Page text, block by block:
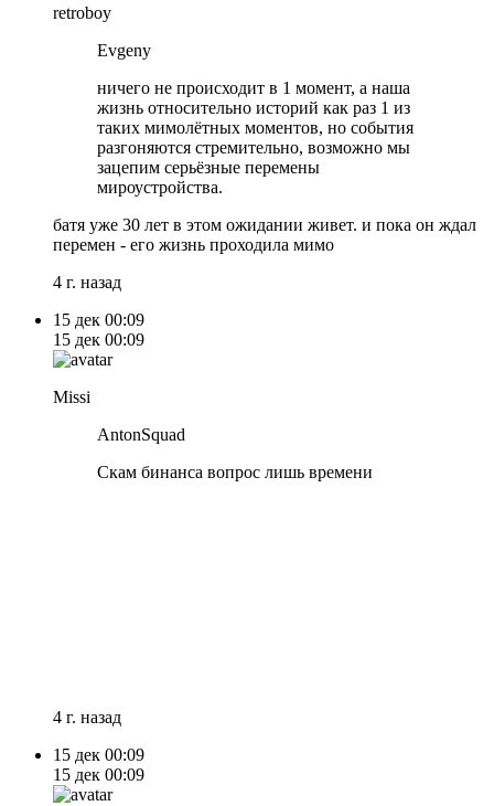
retroboy
Evgeny
ничего не происходит в 1 момент, а наша
жизнь относительно историй как раз 1 из
таких мимолётных моментов, но события
разгоняются стремительно, возможно мы
зацепим серьёзные перемены
мироустройства.
батя уже 30 лет в этом ожидании живет. и пока он ждал
перемен - его жизнь проходила мимо
4 г. назад
15 дек 00:09
15 дек 00:09
Missi
AntonSquad
Скам бинанса вопрос лишь времени
4 г. назад
15 дек 00:09
15 дек 00:09